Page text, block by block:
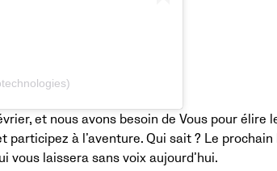
et nous avons besoin de Vous pour élire
participez à l’aventure. Qui sait ? Le prochain
vous laissera sans voix aujourd’hui.